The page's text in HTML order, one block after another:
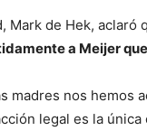
Mark de Hek, aclaró
a Meijer
madres nos hemos
legal es la